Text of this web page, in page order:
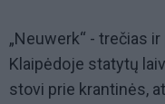
„Neuwerk“ - trečias
Klaipėdoje statytų
stovi prie krantinės,